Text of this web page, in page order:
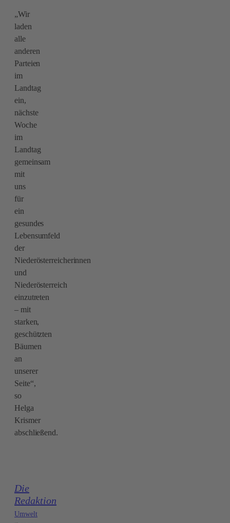
„Wir
laden
alle
anderen
Parteien
im
Landtag
ein,
nächste
Woche
im
Landtag
gemeinsam
mit
uns
für
ein
gesundes
Lebensumfeld
der
Niederösterreicherinnen
und
Niederösterreich
einzutreten
– mit
starken,
geschützten
Bäumen
an
unserer
Seite“,
so
Helga
Krismer
abschließend.
Die
Redaktion
Umwelt